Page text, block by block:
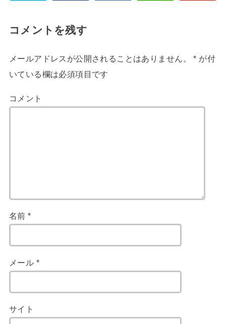
コメントを残す
メールアドレスが公開されることはありません。 * が付
いている欄は必須項目です
コメント
名前*
メール *
サイト